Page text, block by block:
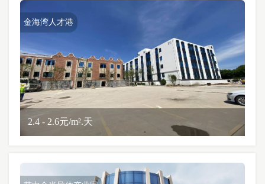
金海湾人才港
2.4 - 2.6元/m².天